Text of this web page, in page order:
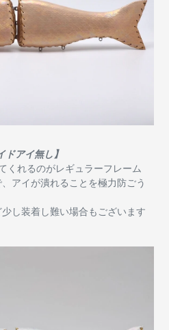
ドアイ無し】
くれるのがレギュラーフレーム
アイが潰れることを極力防ごう
し装着し難い場合もございます